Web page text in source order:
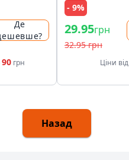
Де
90грн
- 9%
29.95грн
32.95 грн
Ціни від
Назад